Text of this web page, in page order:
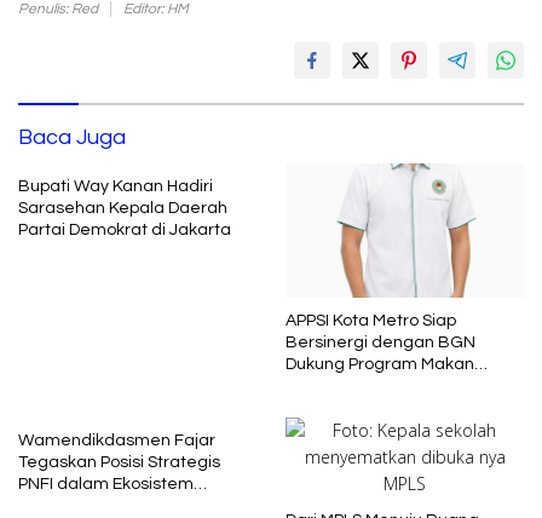
Penulis: Red Editor: HM
Baca Juga
Bupati Way Kanan Hadiri
Sarasehan Kepala Daerah
Partai Demokrat di Jakarta
APPSI Kota Metro Siap
Bersinergi dengan BGN
Dukung Program Makan
Wamendikdasmen Fajar
Tegaskan Posisi Strategis
PNFI dalam Ekosistem